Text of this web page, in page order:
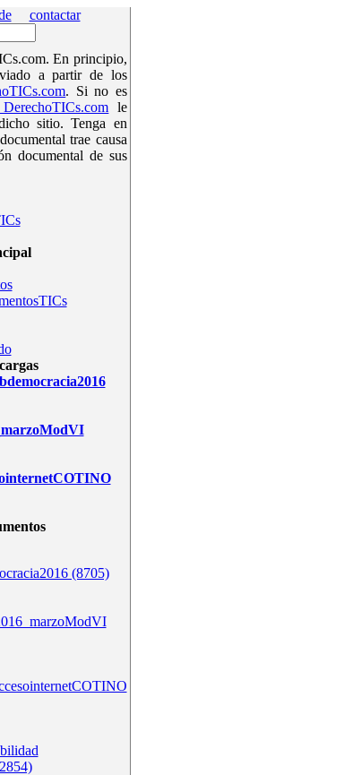
contactar
En principio,
a partir de los
. Si no es
le
sitio. Tenga en
trae causa
documental de sus
(8705)